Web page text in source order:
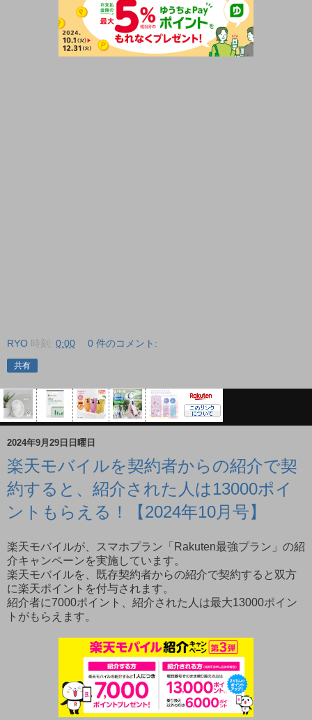
RYO 時刻: 0:00 0 件のコメント:
共有
2024年9月29日日曜日
楽天モバイルを契約者からの紹介で契
約すると、紹介された人は13000ポイ
ントもらえる！【2024年10月号】
楽天モバイルが、スマホプラン「Rakuten最強プラン」の紹
介キャンペーンを実施しています。
楽天モバイルを、既存契約者からの紹介で契約すると双方
に楽天ポイントを付与されます。
紹介者に7000ポイント、紹介された人は最大13000ポイン
トがもらえます。